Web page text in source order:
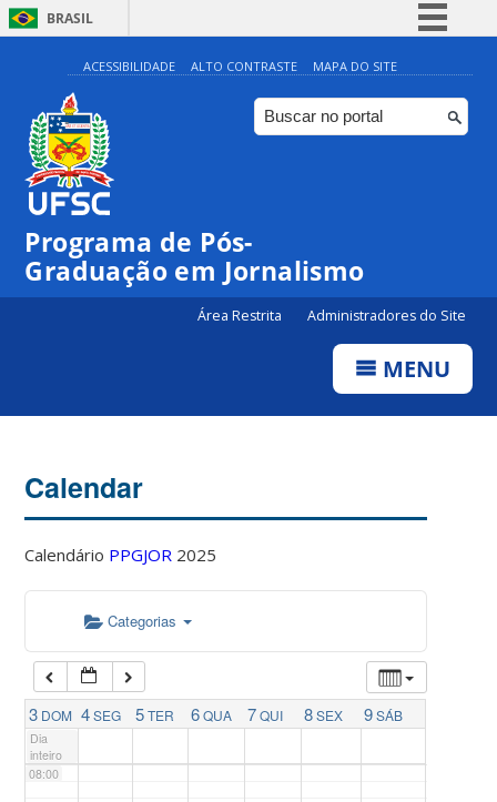
BRASIL
Simplifique!
Comunica BR
Participe
ACESSIBILIDADE ALTO CONTRASTE MAPA DO SITE
Programa de Pós-
Graduação em Jornalismo
Área Restrita Administradores do Site
MENU
Calendar
Calendário PPGJOR 2025
Categorias
3 DOM 4SEG 5TER 6QUA 7QUI 8SEX 9SÁB
Dia
inteiro
00:00
07:00
08:00